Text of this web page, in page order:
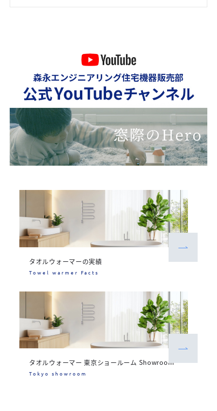
タオルウォーマーの実績
Towel warmer Facts
タオルウォーマー 東京ショールーム Showroom
Tokyo showroom